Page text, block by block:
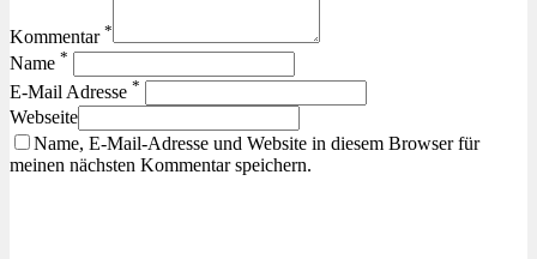
Kommentar *
Name *
E-Mail Adresse *
Webseite
Name, E-Mail-Adresse und Website in diesem Browser für
meinen nächsten Kommentar speichern.